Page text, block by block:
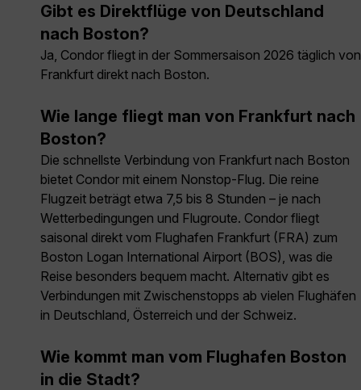
Gibt es Direktflüge von Deutschland
nach Boston?
Ja, Condor fliegt in der Sommersaison 2026 täglich von
Frankfurt direkt nach Boston.
Wie lange fliegt man von Frankfurt nach
Boston?
Die schnellste Verbindung von Frankfurt nach Boston
bietet Condor mit einem Nonstop-Flug. Die reine
Flugzeit beträgt etwa 7,5 bis 8 Stunden – je nach
Wetterbedingungen und Flugroute. Condor fliegt
saisonal direkt vom Flughafen Frankfurt (FRA) zum
Boston Logan International Airport (BOS), was die
Reise besonders bequem macht. Alternativ gibt es
Verbindungen mit Zwischenstopps ab vielen Flughäfen
in Deutschland, Österreich und der Schweiz.
Wie kommt man vom Flughafen Boston
in die Stadt?